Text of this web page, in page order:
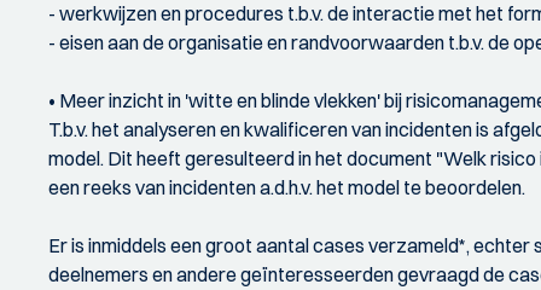
- werkwijzen en procedures t.b.v. de interactie met het
- eisen aan de organisatie en randvoorwaarden t.b.v. de
• Meer inzicht in 'witte en blinde vlekken' bij
T.b.v. het analyseren en kwalificeren van incidenten is
model. Dit heeft geresulteerd in het document "Welk
een reeks van incidenten a.d.h.v. het model te beoordelen.
Er is inmiddels een groot aantal cases verzameld*,
deelnemers en andere geïnteresseerden gevraagd de